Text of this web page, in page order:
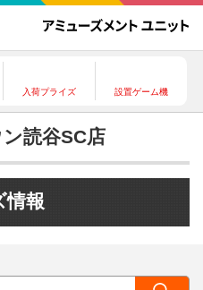
入荷プライズ 設置ゲーム機
読谷SC店
情報